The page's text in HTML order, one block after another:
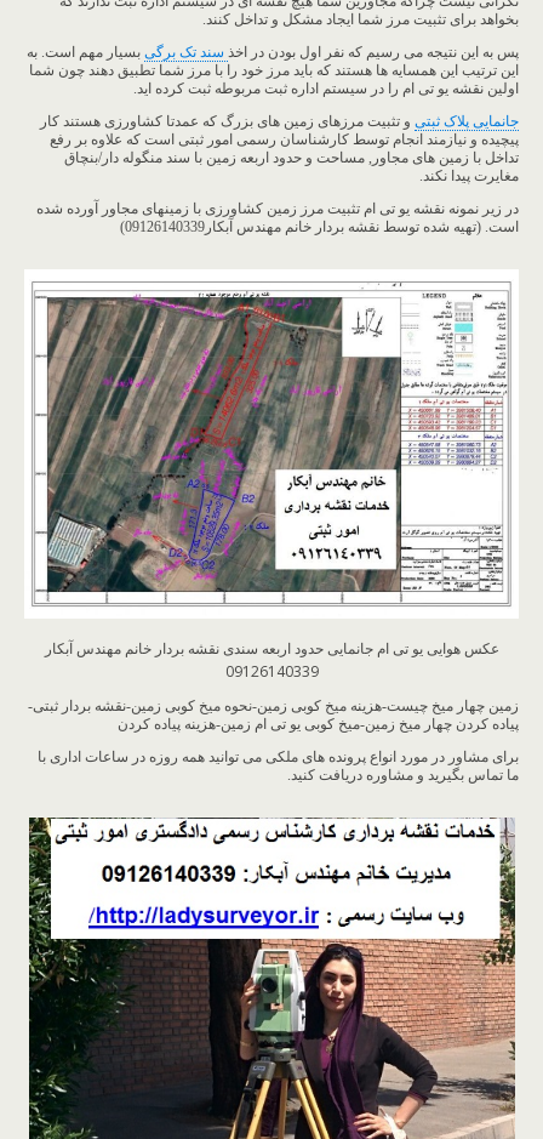
بخواهد برای تثبیت مرز شما ایجاد مشکل و تداخل کنند.
پس به این نتیجه می رسیم که نفر اول بودن در اخذ سند تک برگی بسیار مهم است. به
این ترتیب این همسایه ها هستند که باید مرز خود را با مرز شما تطبیق دهند چون شما
اولین نقشه یو تی ام را در سیستم اداره ثبت مربوطه ثبت کرده اید.
جانمایی پلاک ثبتی و تثبیت مرزهای زمین های بزرگ که عمدتا کشاورزی هستند کار
پیچیده و نیازمند انجام توسط کارشناسان رسمی امور ثبتی است که علاوه بر رفع
تداخل با زمین های مجاور, مساحت و حدود اربعه زمین با سند منگوله دار/بنچاق
مغایرت پیدا نکند.
در زیر نمونه نقشه یو تی ام تثبیت مرز زمین کشاورزی با زمینهای مجاور آورده شده
است. (تهیه شده توسط نقشه بردار خانم مهندس آبکار09126140339)
عکس هوایی یو تی ام جانمایی حدود اربعه سندی نقشه بردار خانم مهندس آبکار
09126140339
زمین چهار میخ چیست-هزینه میخ کوبی زمین-نحوه میخ کوبی زمین-نقشه بردار ثبتی-
پیاده کردن چهار میخ زمین-میخ کوبی یو تی ام زمین-هزینه پیاده کردن
برای مشاور در مورد انواع پرونده های ملکی می توانید همه روزه در ساعات اداری با
ما تماس بگیرید و مشاوره دریافت کنید.